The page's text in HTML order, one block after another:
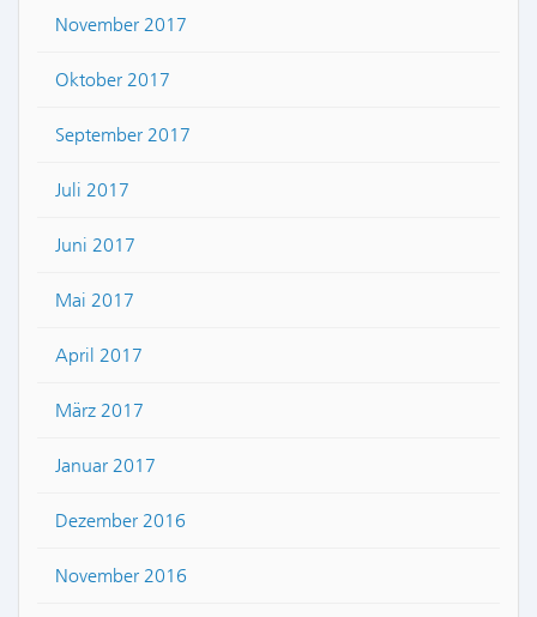
November 2017
Oktober 2017
September 2017
Juli 2017
Juni 2017
Mai 2017
April 2017
März 2017
Januar 2017
Dezember 2016
November 2016